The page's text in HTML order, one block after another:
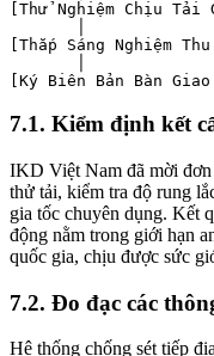
[Thử Nghiệm Chịu Tải
[Thắp Sáng Nghiệm
7.1. Kiểm định kết
IKD Việt Nam đã mời
thử tải, kiểm tra độ rung
gia tốc chuyên dụng. Kết
động nằm trong giới hạn
quốc gia, chịu được sức
7.2. Đo đạc các
Hệ thống chống sét tiếp